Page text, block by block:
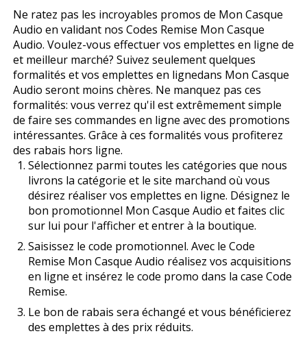
Ne ratez pas les incroyables promos de Mon Casque
Audio en validant nos Codes Remise Mon Casque
Audio. Voulez-vous effectuer vos emplettes en ligne de
et meilleur marché? Suivez seulement quelques
formalités et vos emplettes en lignedans Mon Casque
Audio seront moins chères. Ne manquez pas ces
formalités: vous verrez qu'il est extrêmement simple
de faire ses commandes en ligne avec des promotions
intéressantes. Grâce à ces formalités vous profiterez
des rabais hors ligne.
Sélectionnez parmi toutes les catégories que nous
livrons la catégorie et le site marchand où vous
désirez réaliser vos emplettes en ligne. Désignez le
bon promotionnel Mon Casque Audio et faites clic
sur lui pour l'afficher et entrer à la boutique.
Saisissez le code promotionnel. Avec le Code
Remise Mon Casque Audio réalisez vos acquisitions
en ligne et insérez le code promo dans la case Code
Remise.
Le bon de rabais sera échangé et vous bénéficierez
des emplettes à des prix réduits.